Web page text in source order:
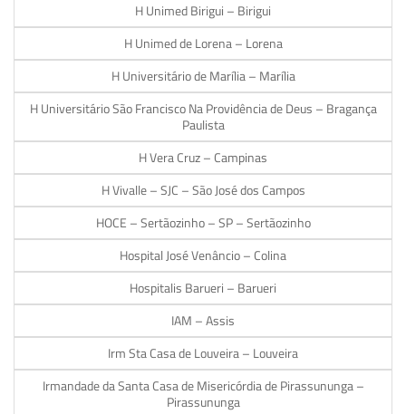
H Unimed Birigui – Birigui
H Unimed de Lorena – Lorena
H Universitário de Marília – Marília
H Universitário São Francisco Na Providência de Deus – Bragança
Paulista
H Vera Cruz – Campinas
H Vivalle – SJC – São José dos Campos
HOCE – Sertãozinho – SP – Sertãozinho
Hospital José Venâncio – Colina
Hospitalis Barueri – Barueri
IAM – Assis
Irm Sta Casa de Louveira – Louveira
Irmandade da Santa Casa de Misericórdia de Pirassununga –
Pirassununga